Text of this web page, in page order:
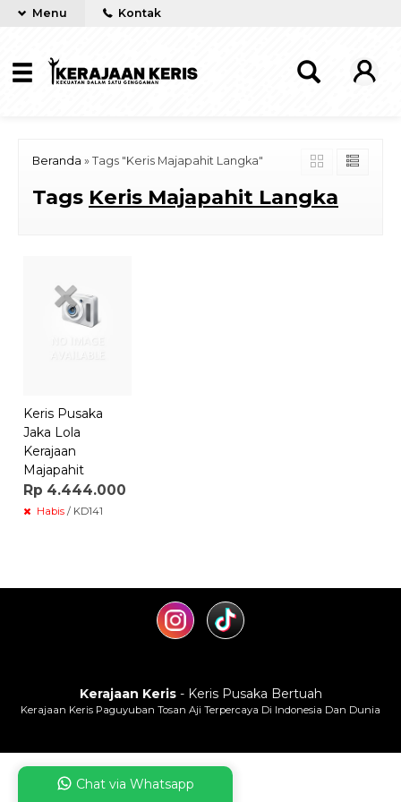
Menu Kontak
Beranda » Tags "Keris Majapahit Langka"
Tags Keris Majapahit Langka
Keris Pusaka
Jaka Lola
Kerajaan
Majapahit
Rp 4.444.000
Habis / KD141
Kerajaan Keris- Keris Pusaka Bertuah
Kerajaan Keris Paguyuban Tosan Aji Terpercaya Di Indonesia Dan Dunia
Chat via Whatsapp